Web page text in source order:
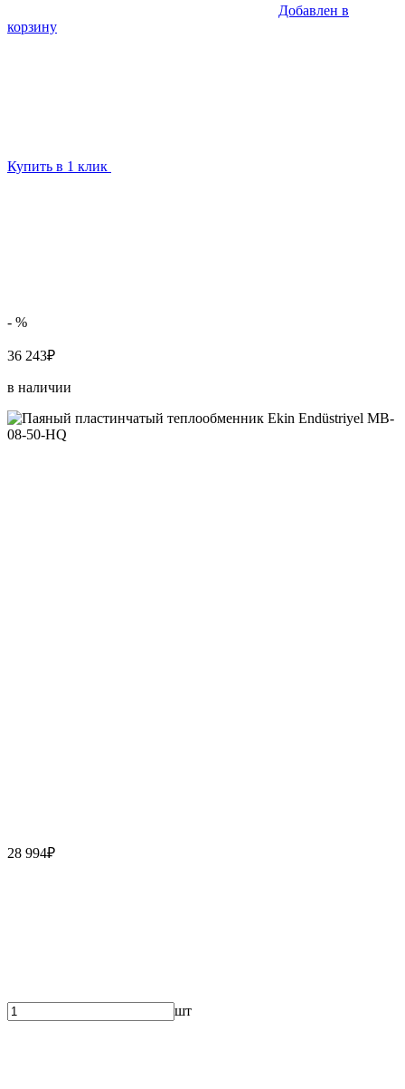
Добавлен в
корзину
Купить в 1 клик
- %
36 243₽
в наличии
28 994₽
шт